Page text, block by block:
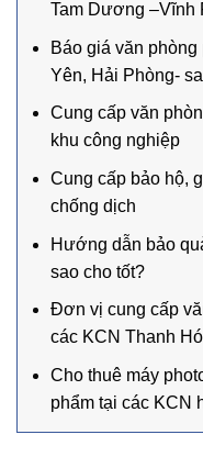
Tam Dương –Vĩnh
Báo giá văn
Yên, Hải Phòng-
Cung cấp văn
khu công nghiệp
Cung cấp bảo hộ,
chống dịch
Hướng dẫn bảo
sao cho tốt?
Đơn vị cung cấp
các KCN Thanh
Cho thuê máy
phẩm tại các KCN